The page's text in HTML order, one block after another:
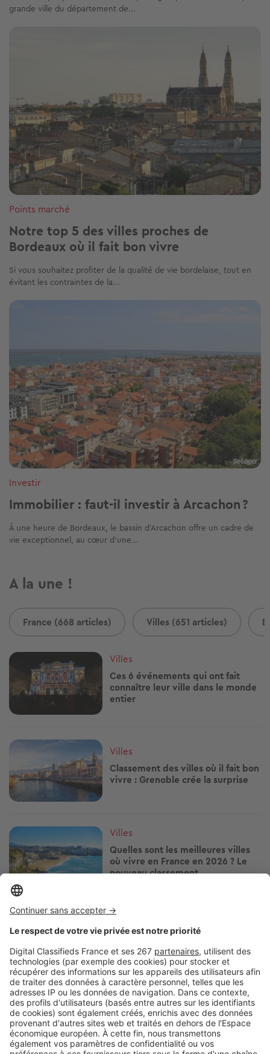
grande ville du département de...
Points marché
Notre top 5 des villes proches de
Bordeaux où il fait bon vivre
Si vous souhaitez profiter de la qualité de vie bordelaise, tout en
évitant les contraintes de la...
Image
Investir
Immobilier : faut-il investir à Arcachon ?
À une heure de Bordeaux, le bassin d’Arcachon offre un cadre de
vie exceptionnel, au cœur d’une...
A la une !
France (668 articles) Villes (651 articles)
Image
Villes
Ces 6 événements qui ont fait
connaître leur ville dans le monde
entier
Image
Villes
Classement des villes où il fait bon
vivre : Grenoble crée la surprise
Image
Villes
Quelles sont les meilleures villes
où vivre en France en 2026 ? Le
nouveau classement
Image
À seulement 16 km de Paris, cette
commune affiche une rentabilité
locative qui dépasse 8 %
Image
Villes
L’immobilier à Saint-Nazaire porté
par un cadre de vie de plus en
plus recherché